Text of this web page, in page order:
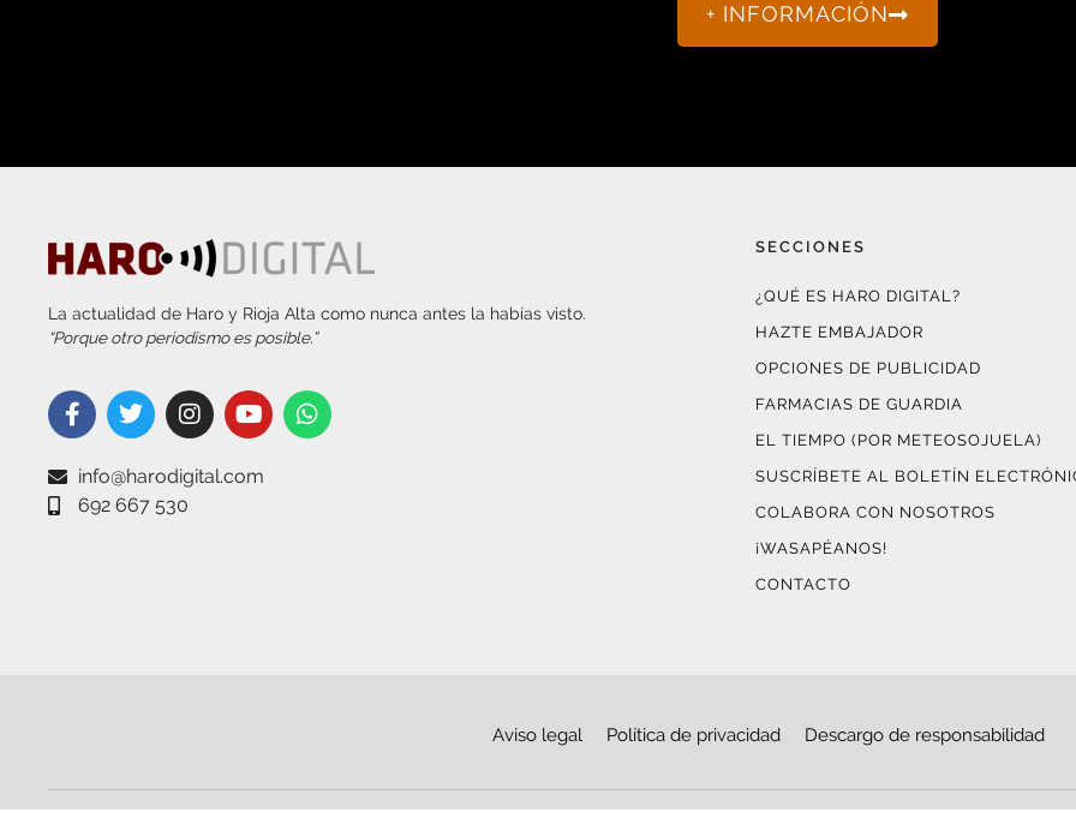
+ INFORMACIÓN
La actualidad de Haro y Rioja Alta como nunca antes la habías visto.
“Porque otro periodismo es posible.”
info@harodigital.com
692 667 530
SECCIONES
¿QUÉ ES HARO DIGITAL?
HAZTE EMBAJADOR
OPCIONES DE PUBLICIDAD
FARMACIAS DE GUARDIA
EL TIEMPO (POR METEOSOJUELA)
SUSCRÍBETE AL BOLETÍN
COLABORA CON NOSOTROS
¡WASAPÉANOS!
CONTACTO
Aviso legal Política de privacidad Descargo de responsabilidad